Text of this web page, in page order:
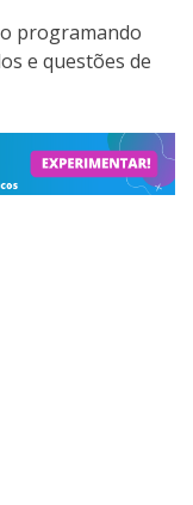
programando
e questões de